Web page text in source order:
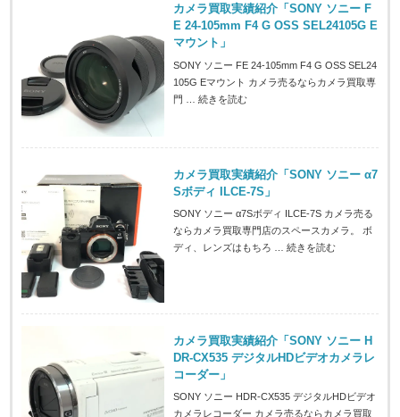
カメラ買取実績紹介「SONY ソニー F
E 24-105mm F4 G OSS SEL24105G E
マウント」
SONY ソニー FE 24-105mm F4 G OSS SEL24
105G Eマウント カメラ売るならカメラ買取専
門 …続きを読む
カメラ買取実績紹介「SONY ソニー α7
Sボディ ILCE-7S」
SONY ソニー α7Sボディ ILCE-7S カメラ売る
ならカメラ買取専門店のスペースカメラ。 ボ
ディ、レンズはもちろ …続きを読む
カメラ買取実績紹介「SONY ソニー H
DR-CX535 デジタルHDビデオカメラレ
コーダー」
SONY ソニー HDR-CX535 デジタルHDビデオ
カメラレコーダー カメラ売るならカメラ買取